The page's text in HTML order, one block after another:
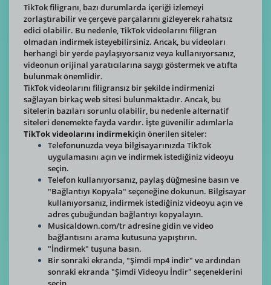
TikTok filigranı, bazı durumlarda içeriği izlemeyi
zorlaştırabilir ve çerçeve parçalarını gizleyerek rahatsız
edici olabilir. Bu nedenle, TikTok videolarını filigran
olmadan indirmek isteyebilirsiniz. Ancak, bu videoları
herhangi bir yerde paylaşıyorsanız veya kullanıyorsanız,
videonun orijinal yaratıcılarına saygı göstermek ve atıfta
bulunmak önemlidir.
TikTok videolarını filigransız bir şekilde indirmenizi
sağlayan birkaç web sitesi bulunmaktadır. Ancak, bu
sitelerin bazıları sorunlu olabilir, bu nedenle alternatif
siteleri denemekte fayda vardır. İşte güvenilir adımlarla
TikTok videolarını indirmekiçin önerilen siteler:
Telefonunuzda veya bilgisayarınızda TikTok
uygulamasını açın ve indirmek istediğiniz videoyu
seçin.
Telefon kullanıyorsanız, paylaş düğmesine basın ve
"Bağlantıyı Kopyala" seçeneğine dokunun. Bilgisayar
kullanıyorsanız, indirmek istediğiniz videoyu açın ve
adres çubuğundan bağlantıyı kopyalayın.
Musicaldown.com/tr adresine gidin ve video
bağlantısını arama kutusuna yapıştırın.
"İndirmek" tuşuna basın.
Bir sonraki ekranda, "Şimdi mp4 indir" ve ardından
sonraki ekranda "Şimdi Videoyu İndir" seçeneklerini